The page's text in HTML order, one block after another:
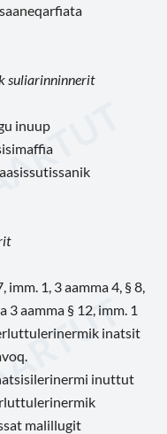
suliarinninnerit
inuup
imm. 1, 3 aamma 4, § 8,
3 aamma § 12, imm. 1
inatsit
inuttut
malillugit